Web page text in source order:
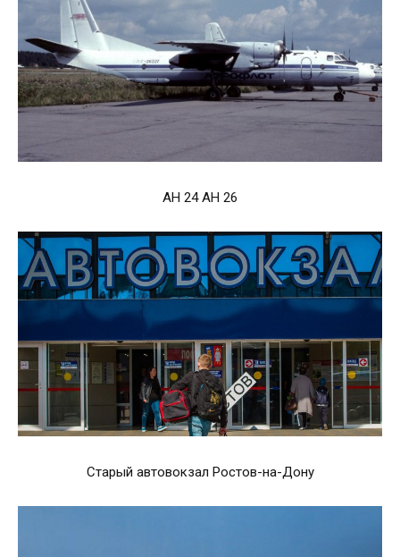
АН 24 АН 26
Старый автовокзал Ростов-на-Дону